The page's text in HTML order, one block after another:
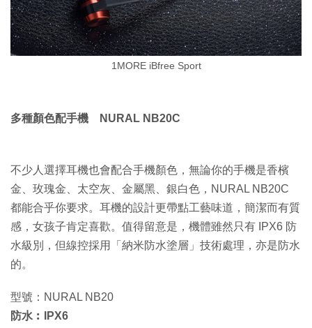
1MORE iBfree Sport
多種顏色配手機 NURAL NB20C
不少人選擇耳機也會配合手機顏色，無論你的手機是香檳
金、玫瑰金、太空灰、金屬黑、銀白色，NURAL NB20C
都能合乎你要求。耳機的設計更帶點工藝味道，簡潔而有質
感，女孩子肯定喜歡。值得留意是，機體雖然只有 IPX6 防
水級別，但線控採用「納米防水塗層」技術處理，亦是防水
的。
型號：NURAL NB20
防水︰IPX6